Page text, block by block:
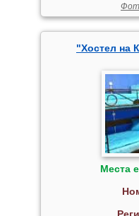
"Хостел на
Места